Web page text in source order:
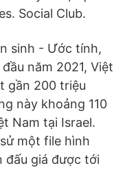
Social Club.
sinh - Ước tính,
năm 2021, Việt
gần 200 triệu
này khoảng 110
Nam tại Israel.
một file hình
đấu giá được tới